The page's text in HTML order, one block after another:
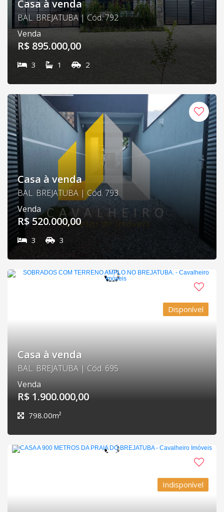
Casa à venda
BAL. BREJATUBA | Cód. 792
Venda
R$ 895.000,00
3 1 2
Casa à venda
BAL. BREJATUBA | Cód. 793
Venda
R$ 520.000,00
3 3
Disponível
Casa à venda
BAL. BREJATUBA | Cód. 695
Venda
R$ 1.900.000,00
798.00m²
Indisponível